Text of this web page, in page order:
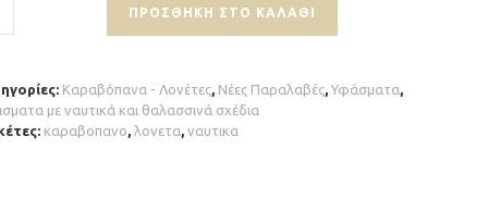
ΠΡΟΣΘΉΚΗ ΣΤΟ ΚΑΛΆΘΙ
Καραβόπανα - Λονέτες, Νέες Παραλαβές, Υφάσματα,
με ναυτικά και θαλασσινά σχέδια
καραβοπανο, λονετα, ναυτικα